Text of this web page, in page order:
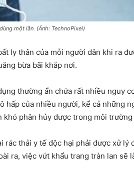
một lần. (Ảnh: TechnoPixel)
ly thân của mỗi người dân khi ra
bừa bãi khắp nơi.
thường ẩn chứa rất nhiều nguy
của nhiều người, kể cả những
phân hủy được trong môi
thải y tế độc hại phải được xử
ra, việc vứt khẩu trang tràn lan